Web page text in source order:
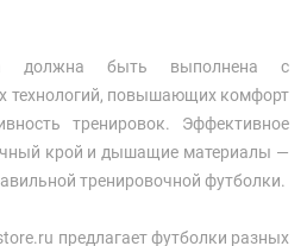
должна быть выполнена с
технологий, повышающих комфорт
тренировок. Эффективное
крой и дышащие материалы —
тренировочной футболки.
предлагает футболки разных